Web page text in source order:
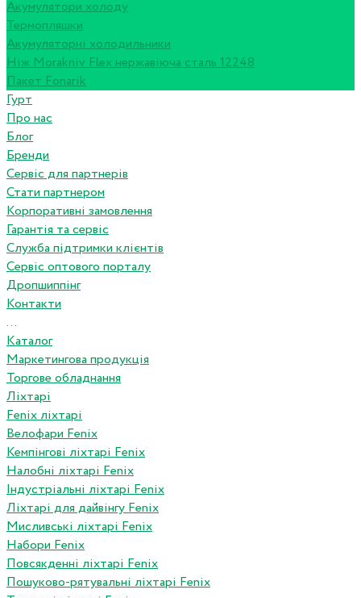
Акумулятори холоду
Термопляшки
Акумуляторні холодильники
Ніж Morakniv Flex нержавіюча сталь 12248
Пакет Fonarik
Гурт
Про нас
Блог
Бренди
Сервіс для партнерів
Стати партнером
Корпоративні замовлення
Гарантія та сервіс
Служба підтримки клієнтів
Сервіс оптового порталу
Дропшиппінг
Контакти
...
Каталог
Маркетингова продукція
Торгове обладнання
Ліхтарі
Fenix ліхтарі
Велофари Fenix
Кемпінгові ліхтарі Fenix
Налобні ліхтарі Fenix
Індустріальні ліхтарі Fenix
Ліхтарі для дайвінгу Fenix
Мисливські ліхтарі Fenix
Набори Fenix
Повсякденні ліхтарі Fenix
Пошуково-рятувальні ліхтарі Fenix